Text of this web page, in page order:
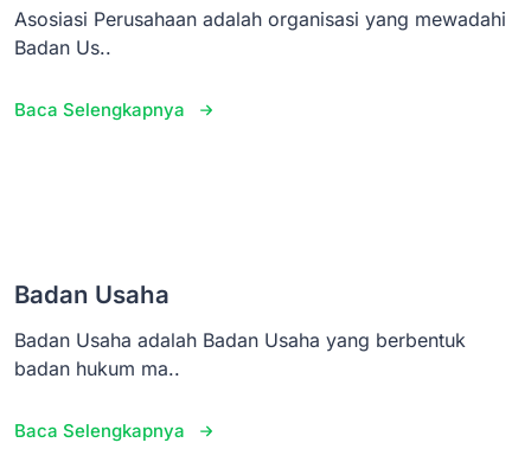
Asosiasi Perusahaan adalah organisasi yang mewadahi
Badan Us..
Baca Selengkapnya
Badan Usaha
Badan Usaha adalah Badan Usaha yang berbentuk
badan hukum ma..
Baca Selengkapnya